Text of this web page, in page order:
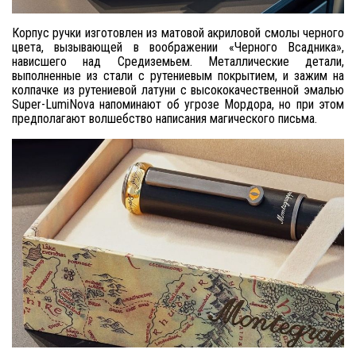
Корпус ручки изготовлен из матовой акриловой смолы черного
цвета, вызывающей в воображении «Черного Всадника»,
нависшего над Средиземьем. Металлические детали,
выполненные из стали с рутениевым покрытием, и зажим на
колпачке из рутениевой латуни с высококачественной эмалью
Super-LumiNova напоминают об угрозе Мордора, но при этом
предполагают волшебство написания магического письма.